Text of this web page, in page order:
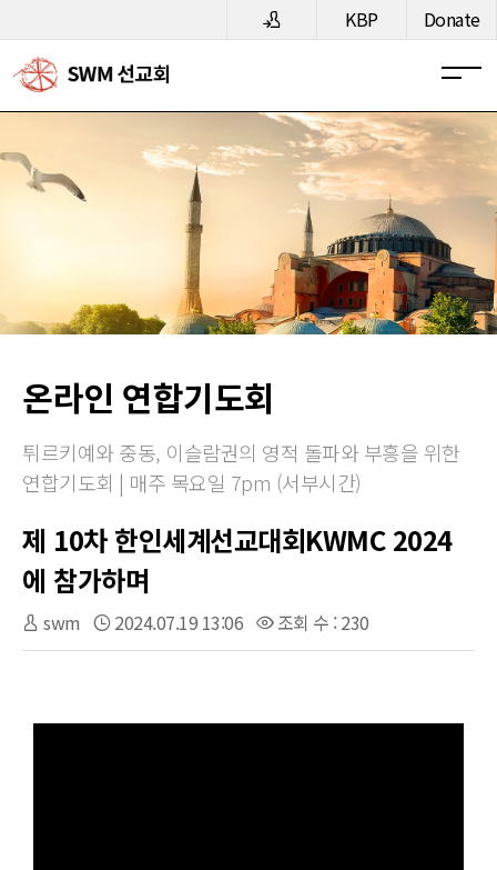
메뉴 건너뛰기 KBP Donate
온라인 연합기도회
튀르키예와 중동, 이슬람권의 영적 돌파와 부흥을 위한
연합기도회 | 매주 목요일 7pm (서부시간)
제 10차 한인세계선교대회KWMC 2024
에 참가하며
swm 2024.07.19 13:06 조회 수 : 230